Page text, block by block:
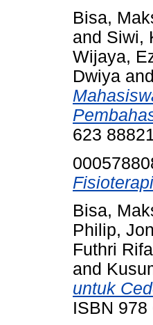
Bisa,
and Siwi,
Wijaya,
Dwiya and
623
Bisa,
Philip,
Futhri Rifa
and
untuk
ISBN 978